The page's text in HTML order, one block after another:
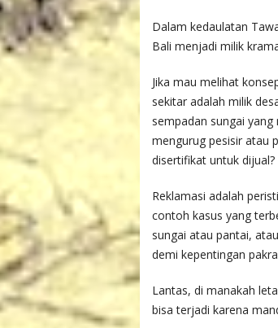
Dalam kedaulatan
Bali menjadi milik
Jika mau melihat
sekitar adalah milik
sempadan sungai
mengurug pesisir atau
disertifikat untuk dijual?
Reklamasi adalah
contoh kasus yang
sungai atau pantai,
demi kepentingan
Lantas, di manakah
bisa terjadi karena